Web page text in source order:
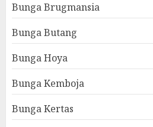
Bunga Brugmansia
Bunga Butang
Bunga Hoya
Bunga Kemboja
Bunga Kertas